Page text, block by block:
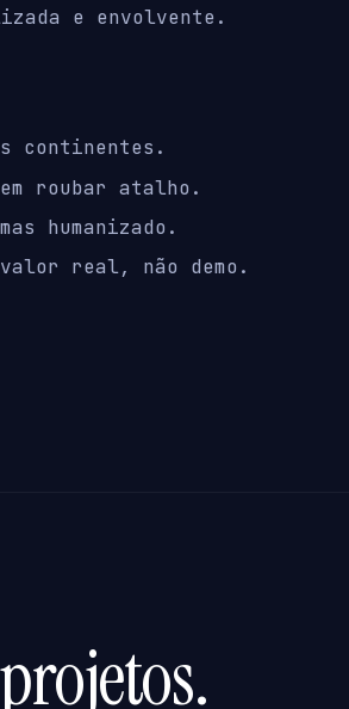
e envolvente.
continentes.
roubar atalho.
humanizado.
real, não demo.